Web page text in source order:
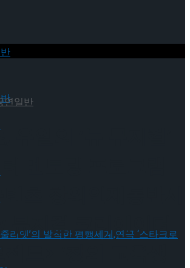
연일반
, 유일의 ‘뉴 뮤지컬’
멘토링 프로그램
텐츠 창의인재동반사
뮤지컬 크리에이터
젝트> ‘창의 교육생